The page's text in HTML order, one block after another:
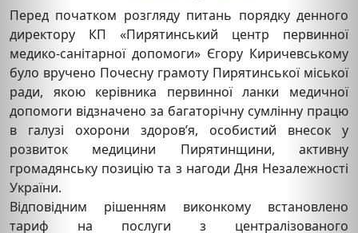
Перед початком розгляду питань порядку денного
директору КП «Пирятинський центр первинної
медико-санітарної допомоги» Єгору Киричевському
було вручено Почесну грамоту Пирятинської міської
ради, якою керівника первинної ланки медичної
допомоги відзначено за багаторічну сумлінну працю
в галузі охорони здоров’я, особистий внесок у
розвиток медицини Пирятинщини, активну
громадянську позицію та з нагоди Дня Незалежності
України.
Відповідним рішенням виконкому встановлено
тариф на послуги з централізованого